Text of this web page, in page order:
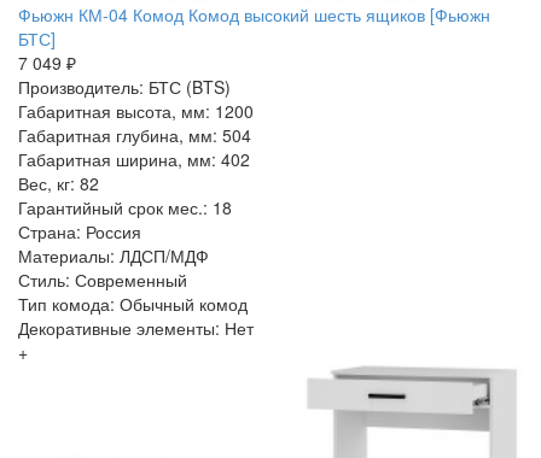
Фьюжн КМ-04 Комод Комод высокий шесть ящиков [Фьюжн
БТС]
7 049 ₽
Производитель: БТС (BTS)
Габаритная высота, мм: 1200
Габаритная глубина, мм: 504
Габаритная ширина, мм: 402
Вес, кг: 82
Гарантийный срок мес.: 18
Страна: Россия
Материалы: ЛДСП/МДФ
Стиль: Современный
Тип комода: Обычный комод
Декоративные элементы: Нет
+